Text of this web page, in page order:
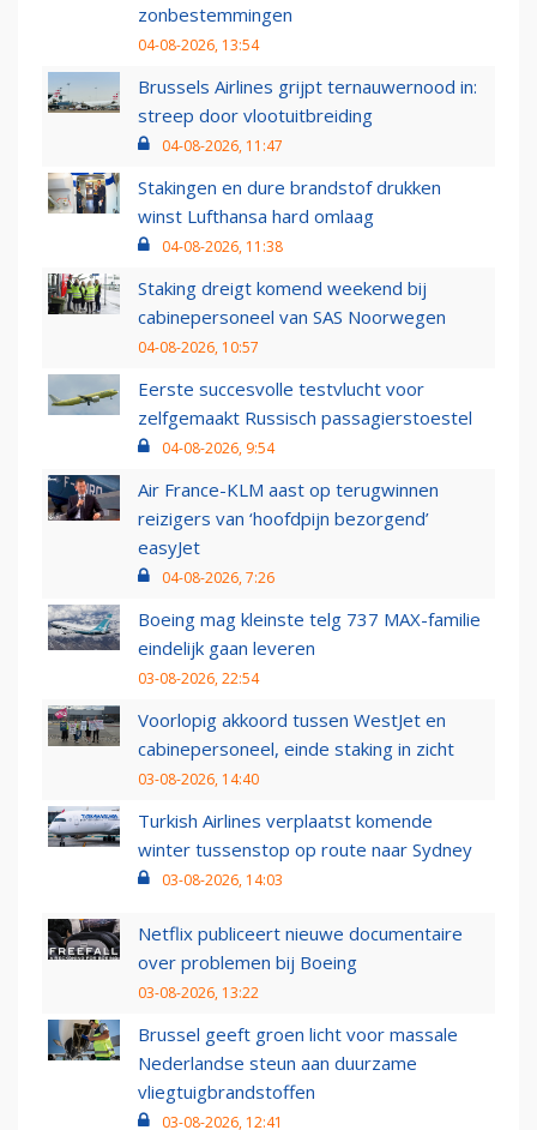
zonbestemmingen
04-08-2026, 13:54
Brussels Airlines grijpt ternauwernood in:
streep door vlootuitbreiding
04-08-2026, 11:47
Stakingen en dure brandstof drukken
winst Lufthansa hard omlaag
04-08-2026, 11:38
Staking dreigt komend weekend bij
cabinepersoneel van SAS Noorwegen
04-08-2026, 10:57
Eerste succesvolle testvlucht voor
zelfgemaakt Russisch passagierstoestel
04-08-2026, 9:54
Air France-KLM aast op terugwinnen
reizigers van ‘hoofdpijn bezorgend’
easyJet
04-08-2026, 7:26
Boeing mag kleinste telg 737 MAX-familie
eindelijk gaan leveren
03-08-2026, 22:54
Voorlopig akkoord tussen WestJet en
cabinepersoneel, einde staking in zicht
03-08-2026, 14:40
Turkish Airlines verplaatst komende
winter tussenstop op route naar Sydney
03-08-2026, 14:03
Netflix publiceert nieuwe documentaire
over problemen bij Boeing
03-08-2026, 13:22
Brussel geeft groen licht voor massale
Nederlandse steun aan duurzame
vliegtuigbrandstoffen
03-08-2026, 12:41